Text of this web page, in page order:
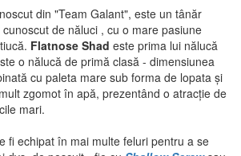
din "Team Galant", este un tânăr
de năluci , cu o mare pasiune
Flatnose Shad este prima lui nălucă
o nălucă de primă clasă - dimensiunea
cu paleta mare sub forma de lopata și
zgomot în apă, prezentând o atracție de
mari.
fi echipat în mai multe feluri pentru a se